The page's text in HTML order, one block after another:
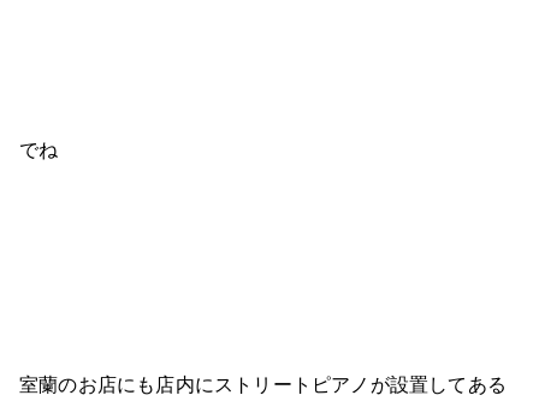
でね
室蘭のお店にも店内にストリートピアノが設置してある